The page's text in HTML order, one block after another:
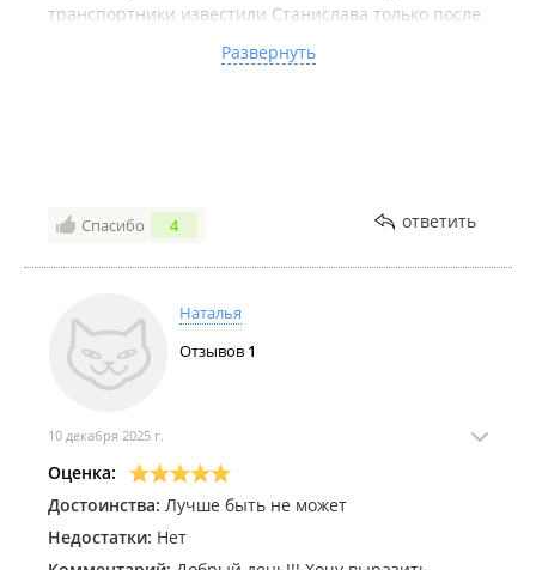
транспортники известили Станислава только после
приходится объяснять клиентам о сложившейся
Развернуть
Спасибо 4 ответить
Наталья
Отзывов 1
10 декабря 2025 г.
Оценка:
Достоинства: Лучше быть не может
Недостатки: Нет